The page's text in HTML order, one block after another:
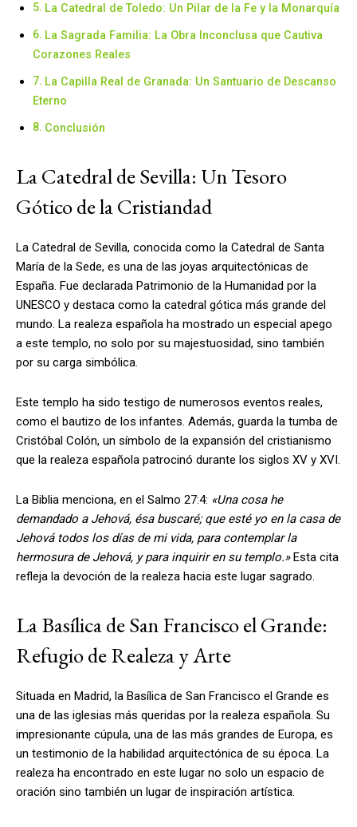
La Catedral de Toledo: Un Pilar de la Fe y la Monarquía
La Sagrada Familia: La Obra Inconclusa que Cautiva
Corazones Reales
La Capilla Real de Granada: Un Santuario de Descanso
Eterno
Conclusión
La Catedral de Sevilla: Un Tesoro
Gótico de la Cristiandad
La Catedral de Sevilla, conocida como la Catedral de Santa
María de la Sede, es una de las joyas arquitectónicas de
España. Fue declarada Patrimonio de la Humanidad por la
UNESCO y destaca como la catedral gótica más grande del
mundo. La realeza española ha mostrado un especial apego
a este templo, no solo por su majestuosidad, sino también
por su carga simbólica.
Este templo ha sido testigo de numerosos eventos reales,
como el bautizo de los infantes. Además, guarda la tumba de
Cristóbal Colón, un símbolo de la expansión del cristianismo
que la realeza española patrocinó durante los siglos XV y XVI.
La Biblia menciona, en el Salmo 27:4: «Una cosa he
demandado a Jehová, ésa buscaré; que esté yo en la casa de
Jehová todos los días de mi vida, para contemplar la
hermosura de Jehová, y para inquirir en su templo.»Esta cita
refleja la devoción de la realeza hacia este lugar sagrado.
La Basílica de San Francisco el Grande:
Refugio de Realeza y Arte
Situada en Madrid, la Basílica de San Francisco el Grande es
una de las iglesias más queridas por la realeza española. Su
impresionante cúpula, una de las más grandes de Europa, es
un testimonio de la habilidad arquitectónica de su época. La
realeza ha encontrado en este lugar no solo un espacio de
oración sino también un lugar de inspiración artística.